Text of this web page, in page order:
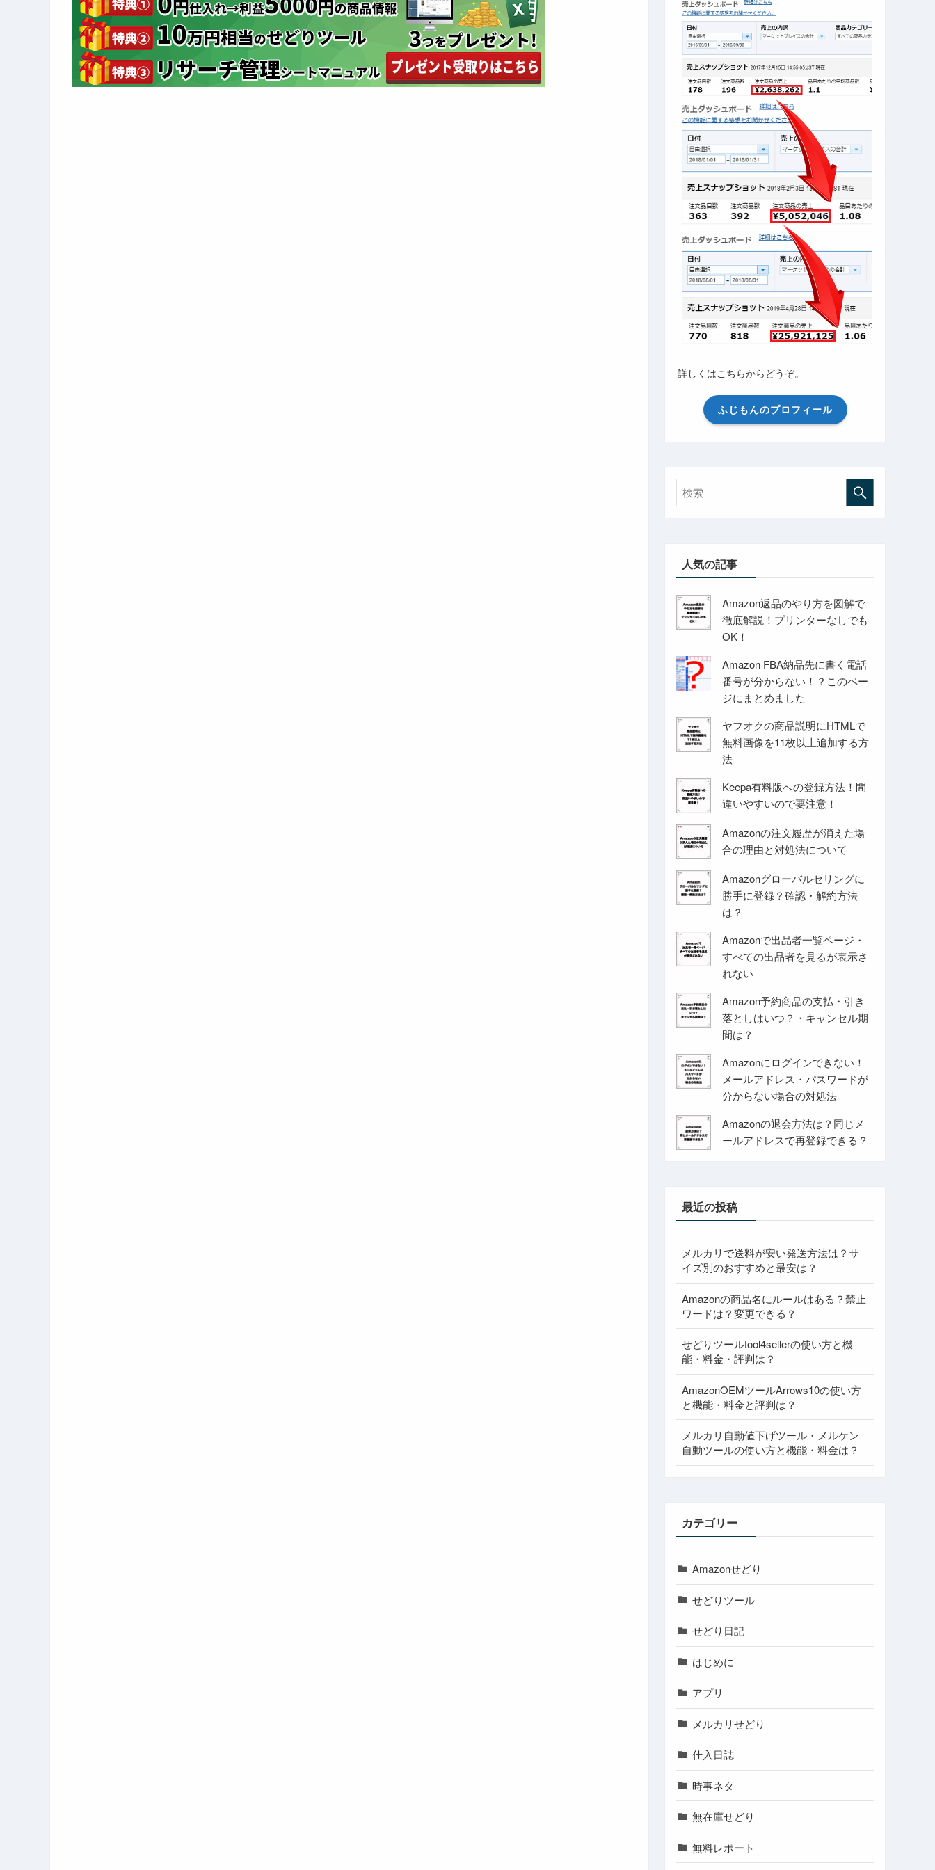
詳しくはこちらからどうぞ。
ふじもんのプロフィール
人気の記事
Amazon返品のやり方を図解で
徹底解説！プリンターなしでも
OK！
Amazon FBA納品先に書く電話
番号が分からない！？このペー
ジにまとめました
ヤフオクの商品説明にHTMLで
無料画像を11枚以上追加する方
法
Keepa有料版への登録方法！間
違いやすいので要注意！
Amazonの注文履歴が消えた場
合の理由と対処法について
Amazonグローバルセリングに
勝手に登録？確認・解約方法
は？
Amazonで出品者一覧ページ・
すべての出品者を見るが表示さ
れない
Amazon予約商品の支払・引き
落としはいつ？・キャンセル期
間は？
Amazonにログインできない！
メールアドレス・パスワードが
分からない場合の対処法
Amazonの退会方法は？同じメ
ールアドレスで再登録できる？
最近の投稿
メルカリで送料が安い発送方法は？サ
イズ別のおすすめと最安は？
Amazonの商品名にルールはある？禁止
ワードは？変更できる？
せどりツールtool4sellerの使い方と機
能・料金・評判は？
AmazonOEMツールArrows10の使い方
と機能・料金と評判は？
メルカリ自動値下げツール・メルケン
自動ツールの使い方と機能・料金は？
カテゴリー
Amazonせどり
せどりツール
せどり日記
はじめに
アプリ
メルカリせどり
仕入日誌
時事ネタ
無在庫せどり
無料レポート